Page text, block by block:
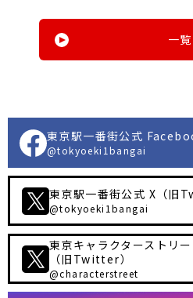
一
東京駅一番街公式
@tokyoeki1bangai
東京駅一番街公式 X（旧
@tokyoeki1bangai
東京キャラクターストリ
（旧Twitter）
@characterstreet